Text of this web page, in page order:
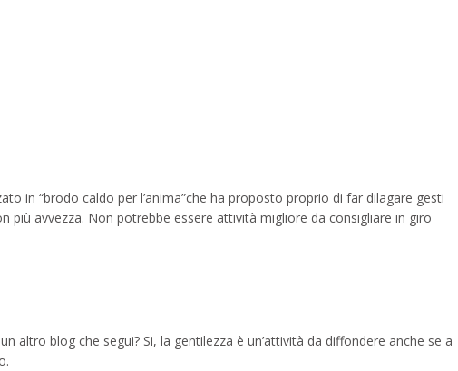
in “brodo caldo per l’anima”che ha proposto proprio di far dilagare gesti
più avvezza. Non potrebbe essere attività migliore da consigliare in giro
altro blog che segui? Si, la gentilezza è un’attività da diffondere anche se a